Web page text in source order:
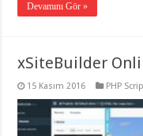
Devamını Gör »
xSiteBuilder
15 Kasım 2016 PHP